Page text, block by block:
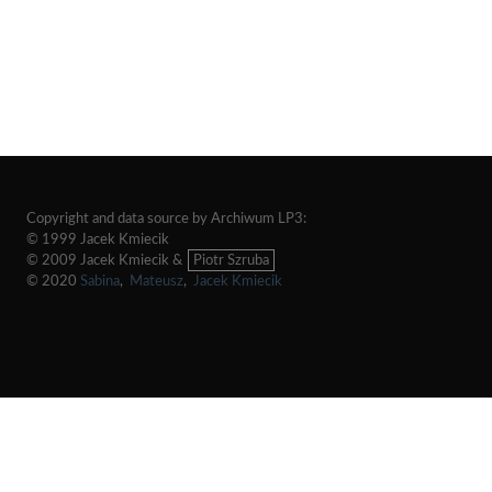
Copyright and data source by Archiwum LP3:
© 1999 Jacek Kmiecik
© 2009 Jacek Kmiecik &
Piotr Szruba
© 2020 Sabina, Mateusz, Jacek Kmiecik